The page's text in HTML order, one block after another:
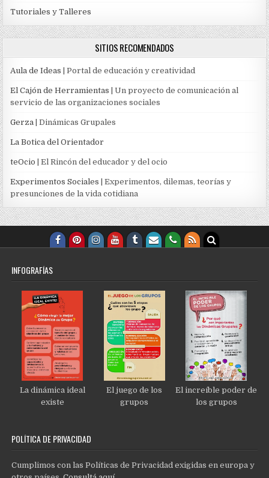
Tutoriales y Talleres
SITIOS RECOMENDADOS
Aula de Ideas | Portal de educación y creatividad
El Cajón de Herramientas | Un proyecto de comunicación al
servicio de las organizaciones sociales
Gerza | Dinámicas Grupales
La Botica del Orientador
teOcio | El Rincón del educador y del ocio
Experimentos Sociales | Experimentos, dilemas, teorías y
presunciones de la vida cotidiana
INFOGRAFÍAS
La dinámica ideal
existe
El juego de los
grupos
El increíble poder de
los grupos
POLÍTICA DE PRIVACIDAD
Cumplimos con las Políticas de Privacidad exigidas en europa y